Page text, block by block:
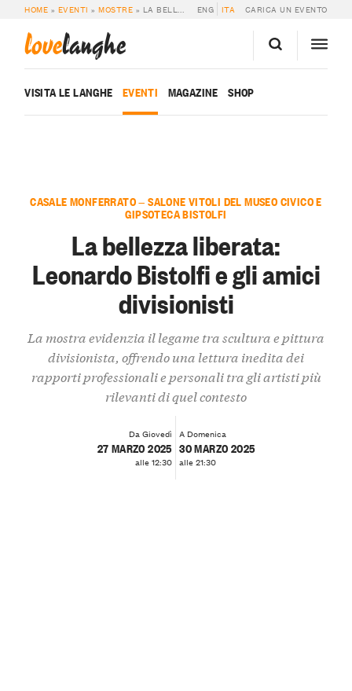
HOME » EVENTI »MOSTRE » LA BELLEZZA LIBERATA: LEONARDO BISTOLFI E GLI AMICI DIVISIONISTI ENG ITA CARICA UN EVENTO
lovelanghe
VISITA LE LANGHE EVENTI MAGAZINE SHOP
CASALE MONFERRATO — SALONE VITOLI DEL MUSEO CIVICO E
GIPSOTECA BISTOLFI
La bellezza liberata:
Leonardo Bistolfi e gli amici
divisionisti
La mostra evidenzia il legame tra scultura e pittura
divisionista, offrendo una lettura inedita dei
rapporti professionali e personali tra gli artisti più
rilevanti di quel contesto
Da Giovedì
27 MARZO 2025
alle 12:30
A Domenica
30 MARZO 2025
alle 21:30